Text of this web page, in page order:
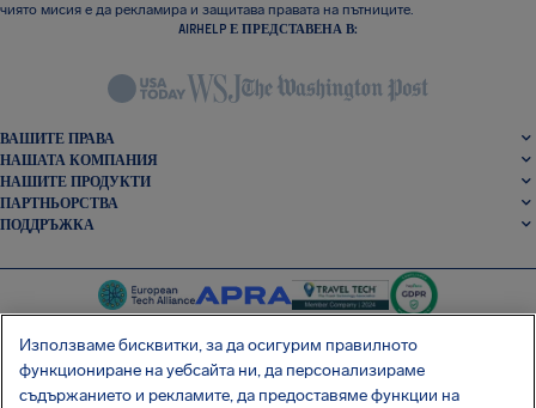
чиято мисия е да рекламира и защитава правата на пътниците.
AIRHELP Е ПРЕДСТАВЕНА В:
ВАШИТЕ ПРАВА
НАШАТА КОМПАНИЯ
НАШИТЕ ПРОДУКТИ
ПАРТНЬОРСТВА
ПОДДРЪЖКА
SocialFacebook
SocialTwitter
SocialInstagram
SocialLinkedin
Използваме бисквитки, за да осигурим правилното
функциониране на уебсайта ни, да персонализираме
съдържанието и рекламите, да предоставяме функции на